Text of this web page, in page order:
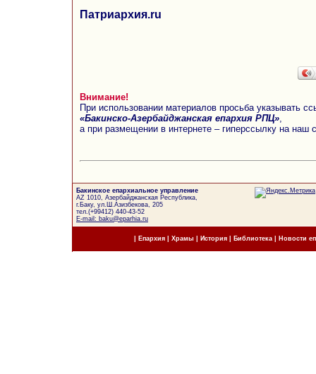
Патриархия.ru
Внимание!
При использовании материалов просьба указывать
«Бакинско-Азербайджанская епархия РПЦ»
а при размещении в интернете – гиперссылку на наш
Бакинское епархиальное управление
AZ 1010, Азербайджанская Республика,
г.Баку, ул.Ш.Азизбекова, 205
тел.(+99412) 440-43-52
E-mail: baku@eparhia.ru
Епархия| Храмы История| Библиотека Новости